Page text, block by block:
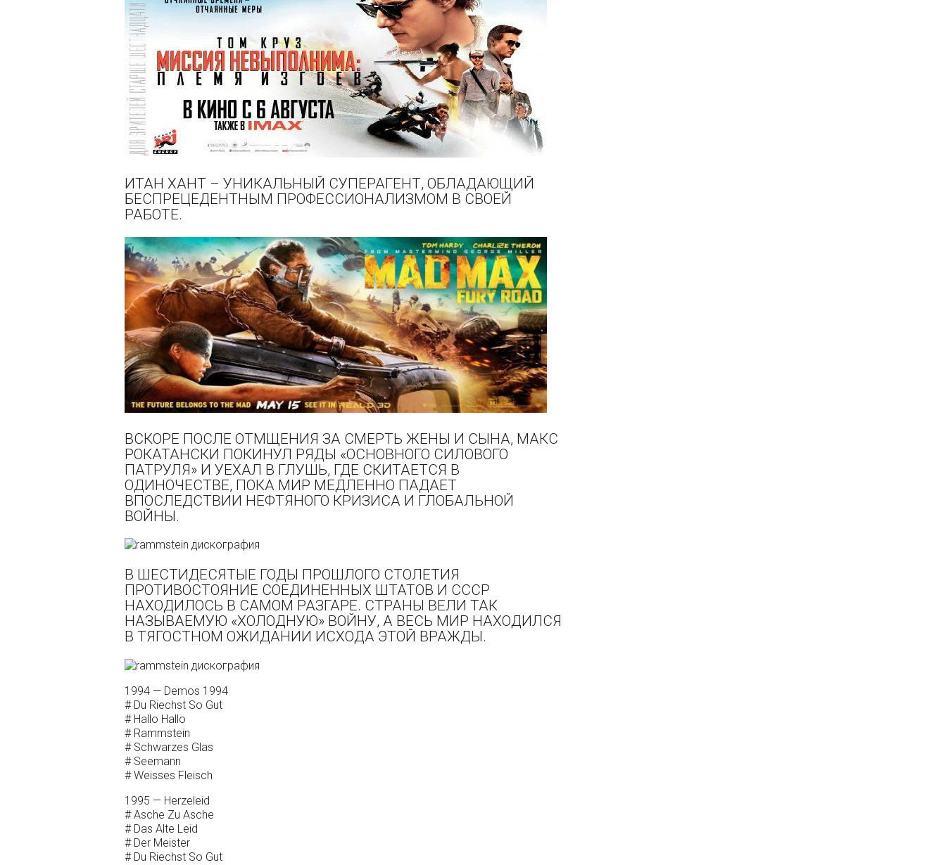
ИТАН ХАНТ – УНИКАЛЬНЫЙ СУПЕРАГЕНТ, ОБЛАДАЮЩИЙ
БЕСПРЕЦЕДЕНТНЫМ ПРОФЕССИОНАЛИЗМОМ В СВОЕЙ
РАБОТЕ.
ВСКОРЕ ПОСЛЕ ОТМЩЕНИЯ ЗА СМЕРТЬ ЖЕНЫ И СЫНА, МАКС
РОКАТАНСКИ ПОКИНУЛ РЯДЫ «ОСНОВНОГО СИЛОВОГО
ПАТРУЛЯ» И УЕХАЛ В ГЛУШЬ, ГДЕ СКИТАЕТСЯ В
ОДИНОЧЕСТВЕ, ПОКА МИР МЕДЛЕННО ПАДАЕТ
ВПОСЛЕДСТВИИ НЕФТЯНОГО КРИЗИСА И ГЛОБАЛЬНОЙ
ВОЙНЫ.
В ШЕСТИДЕСЯТЫЕ ГОДЫ ПРОШЛОГО СТОЛЕТИЯ
ПРОТИВОСТОЯНИЕ СОЕДИНЕННЫХ ШТАТОВ И СССР
НАХОДИЛОСЬ В САМОМ РАЗГАРЕ. СТРАНЫ ВЕЛИ ТАК
НАЗЫВАЕМУЮ «ХОЛОДНУЮ» ВОЙНУ, А ВЕСЬ МИР НАХОДИЛСЯ
В ТЯГОСТНОМ ОЖИДАНИИ ИСХОДА ЭТОЙ ВРАЖДЫ.
1994 — Demos 1994
# Du Riechst So Gut
# Hallo Hallo
# Rammstein
# Schwarzes Glas
# Seemann
# Weisses Fleisch
1995 — Herzeleid
# Asche Zu Asche
# Das Alte Leid
# Der Meister
# Du Riechst So Gut